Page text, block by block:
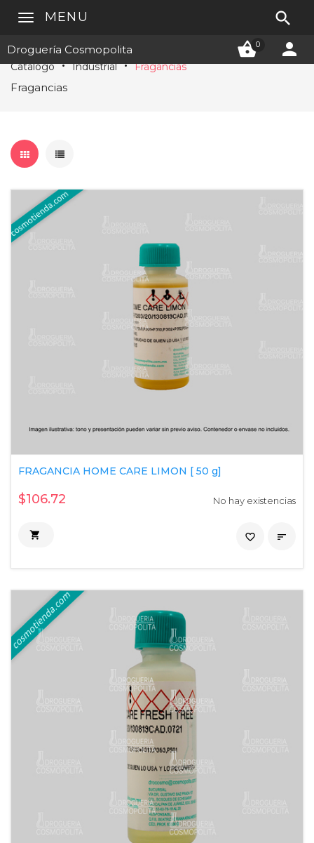
Droguería Cosmopolita 0 
MENU 
Catálogo Industrial Fragancias
Fragancias
FRAGANCIA HOME CARE LIMON [ 50 g]
$106.72 No hay existencias
 
favorite_border